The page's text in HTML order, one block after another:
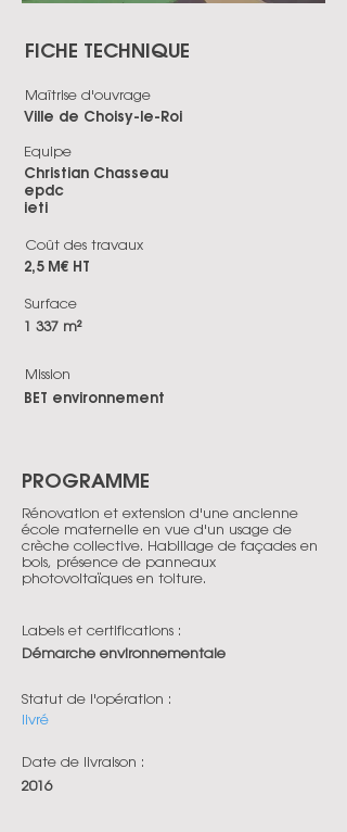
FICHE TECHNIQUE
Maîtrise d'ouvrage
Ville de Choisy-le-Roi
Equipe
Christian Chasseau
epdc
ieti
Coût des travaux
2,5 M€ HT
Surface
1 337 m²
Mission
BET environnement
PROGRAMME
Rénovation et extension d'une ancienne
école maternelle en vue d'un usage de
crèche collective. Habillage de façades en
bois, présence de panneaux
photovoltaïques en toiture.
Labels et certifications :
Démarche environnementale
Statut de l'opération :
livré
Date de livraison :
2016